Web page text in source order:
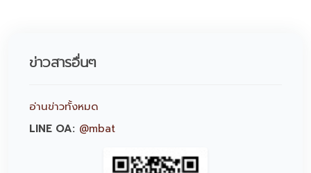
ข่าวสารอื่นๆ
อ่านข่าวทั้งหมด
LINE OA: @mbat